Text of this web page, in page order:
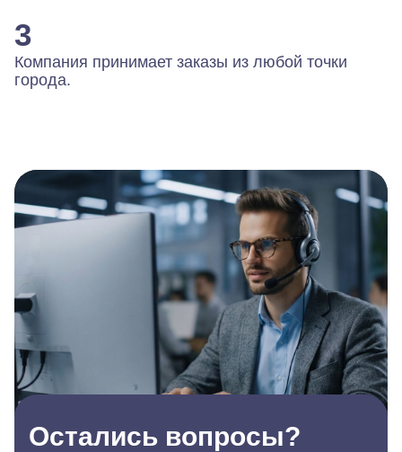
3
Компания принимает заказы из любой точки
города.
Остались вопросы?